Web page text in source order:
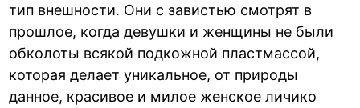
тип внешности. Они с завистью смотрят в
прошлое, когда девушки и женщины не были
обколоты всякой подкожной пластмассой,
которая делает уникальное, от природы
данное, красивое и милое женское личико